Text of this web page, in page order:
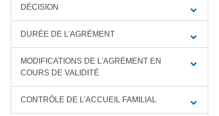
DÉCISION
DURÉE DE L'AGRÉMENT
MODIFICATIONS DE L'AGRÉMENT EN
COURS DE VALIDITÉ
CONTRÔLE DE L'ACCUEIL FAMILIAL